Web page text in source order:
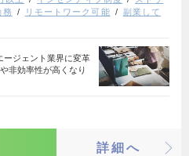
務 リモートワーク可能
副業して
ージェント業界に変革
非効率性が高くなり
詳細へ